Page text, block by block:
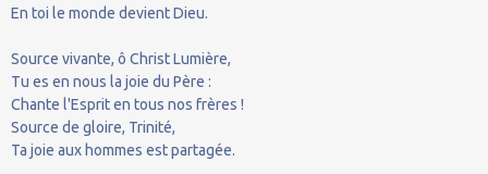
En toi le monde devient Dieu.
Source vivante, ô Christ Lumière,
Tu es en nous la joie du Père :
Chante l'Esprit en tous nos frères !
Source de gloire, Trinité,
Ta joie aux hommes est partagée.